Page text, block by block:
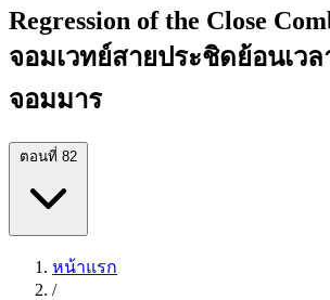
Regression of the Close
จอมเวทย์สายประชิดย้อนเว
จอมมาร
ตอนที่ 82
หน้าแรก
/